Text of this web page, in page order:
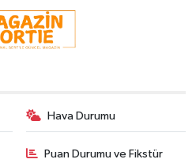
Hava Durumu
Puan Durumu ve Fikstür